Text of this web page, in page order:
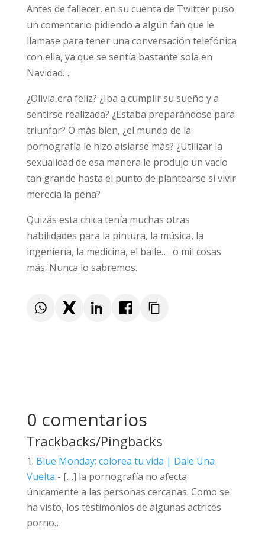
Antes de fallecer, en su cuenta de Twitter puso
un comentario pidiendo a algún fan que le
llamase para tener una conversación telefónica
con ella, ya que se sentía bastante sola en
Navidad…
¿Olivia era feliz? ¿Iba a cumplir su sueño y a
sentirse realizada? ¿Estaba preparándose para
triunfar? O más bien, ¿el mundo de la
pornografía le hizo aislarse más? ¿Utilizar la
sexualidad de esa manera le produjo un vacío
tan grande hasta el punto de plantearse si vivir
merecía la pena?
Quizás esta chica tenía muchas otras
habilidades para la pintura, la música, la
ingeniería, la medicina, el baile… o mil cosas
más. Nunca lo sabremos.
0 comentarios
Trackbacks/Pingbacks
Blue Monday: colorea tu vida | Dale Una
Vuelta - […] la pornografía no afecta
únicamente a las personas cercanas. Como se
ha visto, los testimonios de algunas actrices
porno…